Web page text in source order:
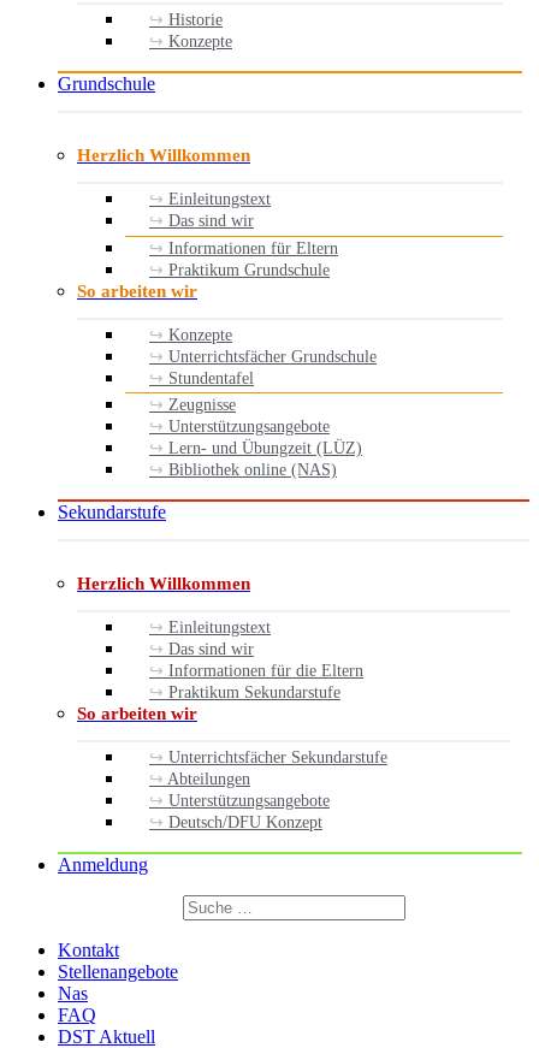
Historie
Konzepte
Grundschule
Herzlich Willkommen
Einleitungstext
Das sind wir
Informationen für Eltern
Praktikum Grundschule
So arbeiten wir
Konzepte
Unterrichtsfächer Grundschule
Stundentafel
Zeugnisse
Unterstützungsangebote
Lern- und Übungzeit (LÜZ)
Bibliothek online (NAS)
Sekundarstufe
Herzlich Willkommen
Einleitungstext
Das sind wir
Informationen für die Eltern
Praktikum Sekundarstufe
So arbeiten wir
Unterrichtsfächer Sekundarstufe
Abteilungen
Unterstützungsangebote
Deutsch/DFU Konzept
Anmeldung
Suchen
nach:
Kontakt
Stellenangebote
Nas
FAQ
DST Aktuell